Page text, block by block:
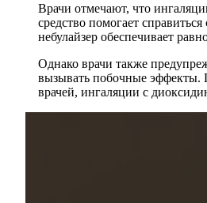
Врачи отмечают, что
средство помогает
небулайзер обеспечивает
Однако врачи также
вызывать побочные эффекты.
врачей, ингаляции с